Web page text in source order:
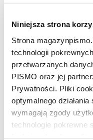
Niniejsza strona
Strona
technologii
przetwarzanych
PISMO oraz jej
Prywatności. Pliki
optymalnego
wymagają zgody
technologie pokrewne
zadowalająca:
Nałożyć obowiązki
właściwych
Trzeba wprowadzić
przy sobie telefonu,
rodzicom i
wszystkim jednak
wioski, a to już jest